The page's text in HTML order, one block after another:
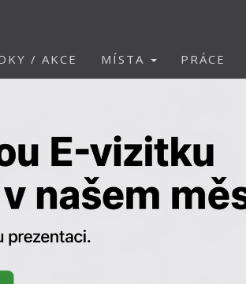
/ AKCE MÍSTA PRÁCE